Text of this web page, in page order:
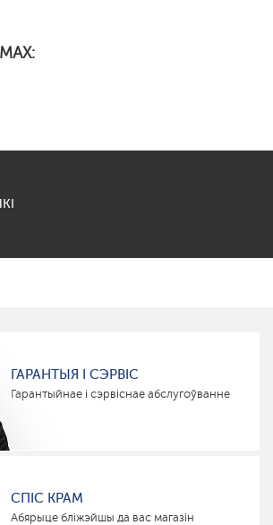
ГАРАНТЫЯ І СЭРВІС
Гарантыйнае і сэрвіснае абслугоўванне
СПІС КРАМ
Абярыце бліжэйшы да вас магазін